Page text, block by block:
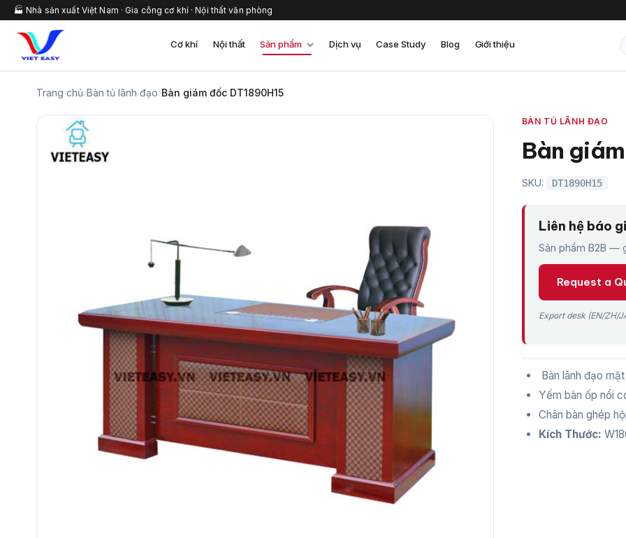
🏭 Nhà sản xuất Việt Nam · Gia công cơ khí · Nội thất văn phòng
Cơ khí Nội thất Sản phẩm Dịch vụ Case Study Blog Giới thiệu
Trang chủ›Bàn tủ lãnh đạo›Bàn giám đốc DT1890H15
BÀN TỦ LÃNH ĐẠO
Bàn
SKU: DT1890H15
Liên hệ báo
Sản phẩm B2B —
Request a
Export desk (EN/ZH/
Bàn lãnh đạo
Yếm bàn ốp nổi
Chân bàn ghép
Kích Thước: